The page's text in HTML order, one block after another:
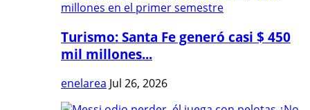
Turismo: Santa Fe generó casi $ 450
mil millones...
enelarea Jul 26, 2026